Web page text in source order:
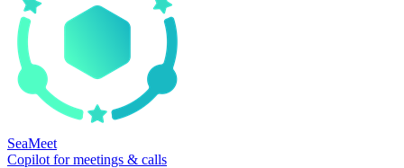
SeaMeet
Copilot for meetings & calls